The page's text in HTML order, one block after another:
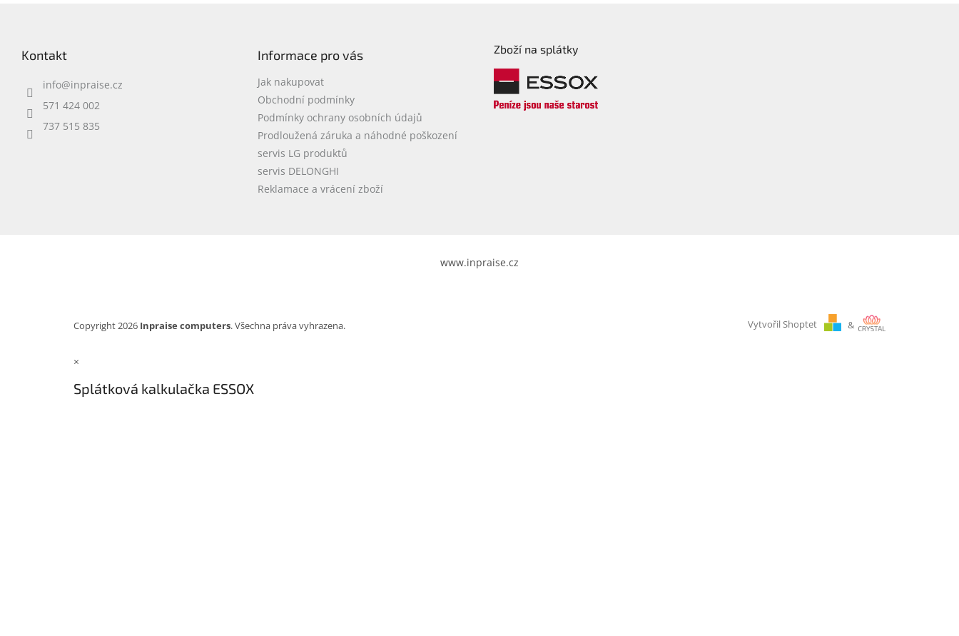
r
k
Kontakt
info@inpraise.cz
571 424 002
737 515 835
Informace pro vás
Jak nakupovat
Obchodní podmínky
Podmínky ochrany osobních údajů
Prodloužená záruka a náhodné poškození
servis LG produktů
servis DELONGHI
Reklamace a vrácení zboží
Zboží na splátky
www.inpraise.cz
Vytvořil Shoptet &
Copyright 2026 Inpraise computers. Všechna práva vyhrazena.
×
Splátková kalkulačka ESSOX